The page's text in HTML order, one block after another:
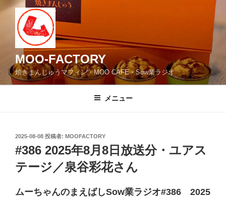
MOO-FACTORY
焼きまんじゅうマフィン・MOO CAFE・Sow業ラジオ
メニュー
投
稿
日:
2025-08-08 投稿者: MOOFACTORY
#386 2025年8月8日放送分・ユアス
テージ／泉谷彩花さん
ムーちゃんのまえばしSow業ラジオ#386 2025